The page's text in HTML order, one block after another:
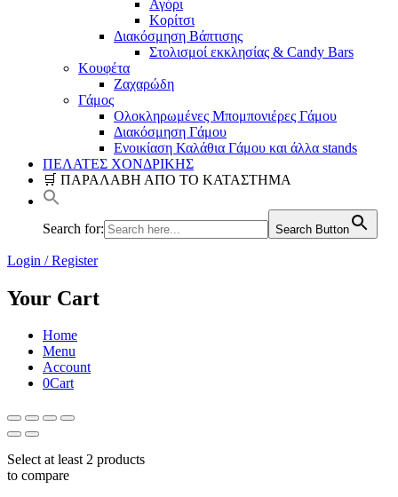
Αγόρι
Κορίτσι
Διακόσμηση Βάπτισης
Στολισμοί εκκλησίας & Candy Bars
Κουφέτα
Ζαχαρώδη
Γάμος
Ολοκληρωμένες Μπομπονιέρες Γάμου
Διακόσμηση Γάμου
Ενοικίαση Καλάθια Γάμου και άλλα stands
ΠΕΛΑΤΕΣ ΧΟΝΔΡΙΚΗΣ
🛒 ΠΑΡΑΛΑΒΗ ΑΠΟ ΤΟ ΚΑΤΑΣΤΗΜΑ
Search for: Search Button
Login / Register
Your Cart
Home
Menu
Account
0Cart
Select at least 2 products
to compare